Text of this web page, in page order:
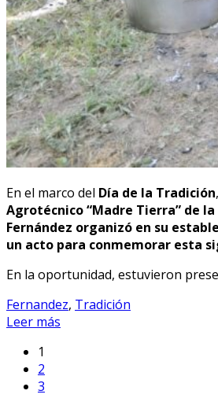
En el marco del Día de la Tradición
Agrotécnico “Madre Tierra” de la
Fernández organizó en su
un acto para conmemorar esta
En la oportunidad, estuvieron
Fernandez, Tradición
Leer más
1
2
3